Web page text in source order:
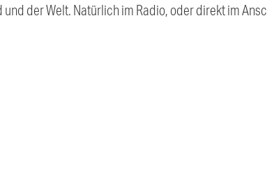
der Welt. Natürlich im Radio, oder direkt im